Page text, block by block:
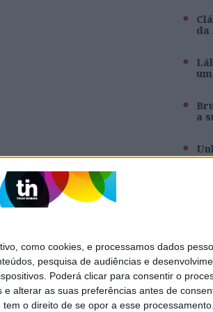
como cookies, e processamos dados
pesquisa de audiências e
Poderá clicar para consentir o
alterar as suas preferências antes de
o direito de se opor a esse
da
a
GRUPO TRUST IN NEWS
Caras